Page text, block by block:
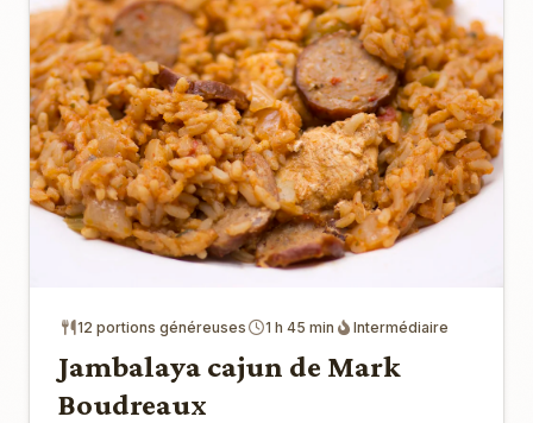
12 portions généreuses 1 h 45 min Intermédiaire
Jambalaya cajun de Mark
Boudreaux